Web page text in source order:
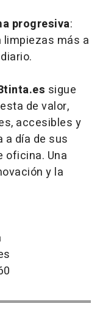
progresiva:
más a
sigue
de valor,
accesibles y
a día de sus
oficina. Una
y la